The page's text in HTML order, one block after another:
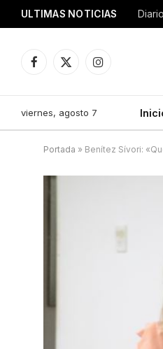
ULTIMAS NOTICIAS
Facebook
X
Instagram
viernes, agosto 7
Portada » Benítez Sívori: